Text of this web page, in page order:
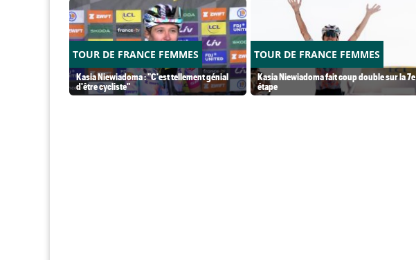
TOUR DE FRANCE FEMMES
Kasia Niewiadoma : "C'est tellement génial
d'être cycliste"
TOUR DE FRANCE FEMMES
Kasia Niewiadoma fait coup double sur la 7e
étape